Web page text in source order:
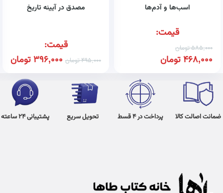
اسب‌ها و آدم‌ها
قیمت:
585,000تومان
468,000تومان
مصدق در آیینه تاریخ
قیمت:
495,000تومان 396,000تومان
ضمانت اصالت کالا پرداخت در 4 قسط تحویل سریع پشتیبانی 24 ساعته